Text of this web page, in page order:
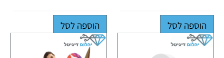
הוספה לסל הוספה לסל